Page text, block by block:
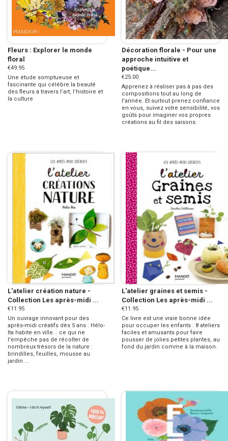
Fleurs : Explorer le monde
floral
€49.95
Une étude somptueuse et
fascinante qui célèbre la beauté
des fleurs à travers l’art, l’histoire et
la culture
Décoration florale - Pour une
approche intuitive et
poétique...
€25.00
Apprenez à réaliser pas à pas des
compositions tout au long de
l'année. Et surtout prenez confiance
en vous, suivez votre sensibilité, vos
goûts pour imaginer vos propres
créations au fil des saisons.
L'atelier création nature -
Collection Les après-midi ...
€11.95
Un ouvrage innovant pour des
après-midi créatifs dès 5 ans : Hélo-
Ita habite en ville... ce qui ne
l'empêche pas de récolter de
nombreux trésors de la nature :
brindilles, feuilles, mousse au
jardin ...
L'atelier graines et semis -
Collection Les après-midi ...
€11.95
Ce livre est une vraie bonne idée
pour occuper les enfants : 8 ateliers
faciles et amusants pour faire
pousser de jolies petites plantes, au
fond du jardin comme à la maison.